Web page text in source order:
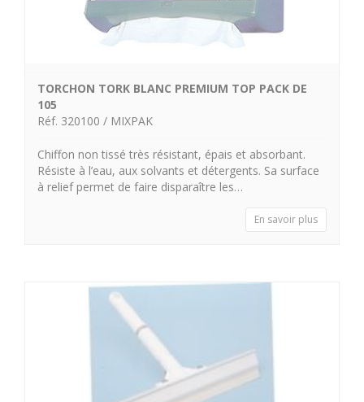
TORCHON TORK BLANC PREMIUM TOP PACK DE
105
Réf. 320100 / MIXPAK
Chiffon non tissé très résistant, épais et absorbant.
Résiste à l’eau, aux solvants et détergents. Sa surface
à relief permet de faire disparaître les…
En savoir plus